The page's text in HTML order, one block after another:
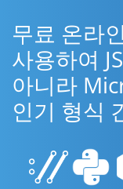
무료 온라
사용하여
아니라
인기 형식